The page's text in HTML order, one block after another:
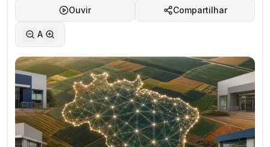
Ouvir Compartilhar
A